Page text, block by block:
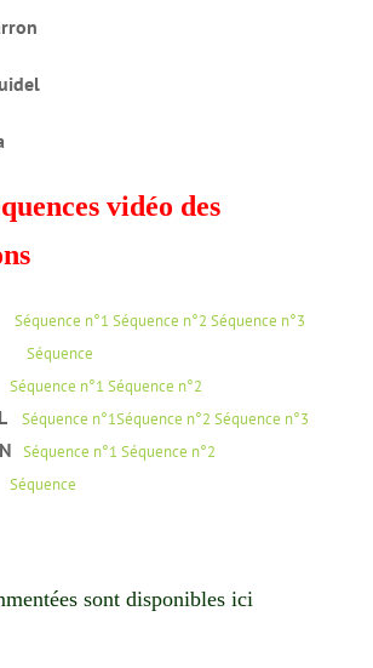
vidéo des
Séquence n°1 Séquence n°2 Séquence n°3
Séquence
Séquence n°1 Séquence n°2
Séquence n°1Séquence n°2 Séquence n°3
Séquence n°1 Séquence n°2
Séquence
sont disponibles ici